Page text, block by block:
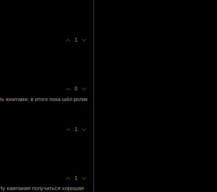
1
0
юнитами, в итоге пока шёл ролик
1
1
кампания получиться хорошая